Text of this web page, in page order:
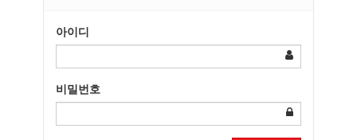
아이디
비밀번호